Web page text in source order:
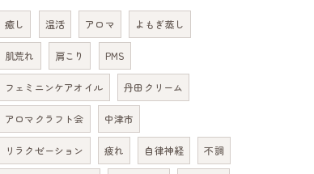
癒し 温活 アロマ よもぎ蒸し
肌荒れ 肩こり PMS
フェミニンケアオイル 丹田クリーム
アロマクラフト会 中津市
リラクゼーション 疲れ 自律神経 不調